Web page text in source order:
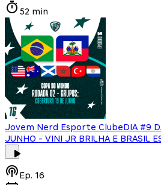
52 min
Jovem Nerd Esporte ClubeDIA #9
JUNHO - VINI JR BRILHA E BRASIL
Ep. 16